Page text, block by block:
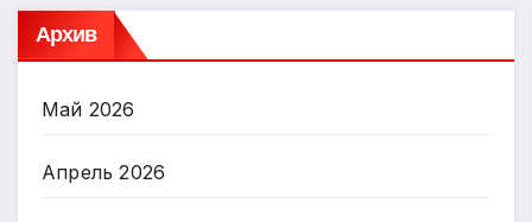
Архив
Май 2026
Апрель 2026